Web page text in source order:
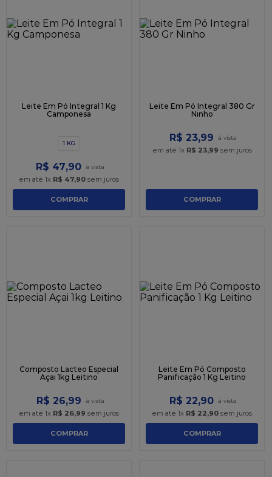
Leite Em Pó Integral 1 Kg
Camponesa
1 KG
R$ 47,90
em até 1x R$ 47,90 sem juros
COMPRAR
Leite Em Pó Integral 380 Gr
Ninho
R$ 23,99
em até 1x R$ 23,99 sem juros
COMPRAR
Composto Lacteo Especial
Açai 1kg Leitino
R$ 26,99
em até 1x R$ 26,99 sem juros
COMPRAR
Leite Em Pó Composto
Panificação 1 Kg Leitino
R$ 22,90
em até 1x R$ 22,90 sem juros
COMPRAR
10º chocolate